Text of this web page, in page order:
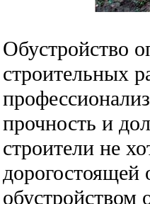
Обустройство
строительных
прочность и
строители не
дорогостоящей
обустройством